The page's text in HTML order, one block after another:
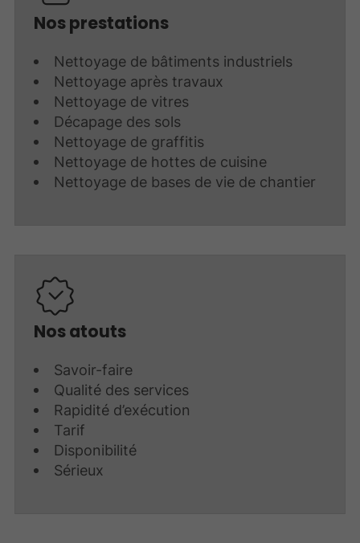
Nos prestations
Nettoyage de bâtiments industriels
Nettoyage après travaux
Nettoyage de vitres
Décapage des sols
Nettoyage de graffitis
Nettoyage de hottes de cuisine
Nettoyage de bases de vie de chantier
Nos atouts
Savoir-faire
Qualité des services
Rapidité d’exécution
Tarif
Disponibilité
Sérieux